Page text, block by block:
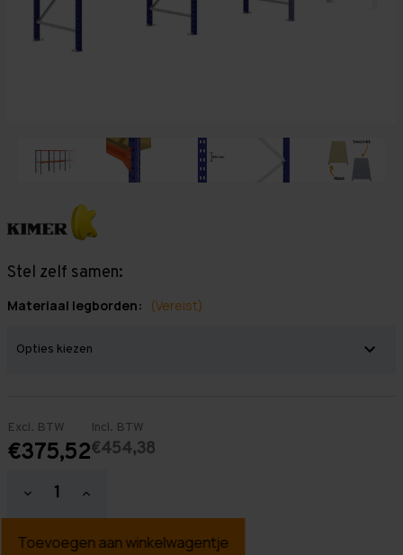
Stel zelf samen:
Materiaal legborden: (Vereist)
Excl. BTW
€375,52
Incl. BTW
€454,38
Hoeveelheid
verlagen
Grootvakstelling
Hoeveelheid
verhogen
Grootvakstelling